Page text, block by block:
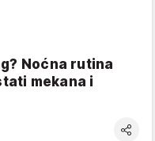
Noćna rutina
mekana i